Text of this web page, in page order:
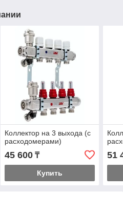
Коллектор на 3 выхода (с
расходомерами)
45 600₸
Купить
51